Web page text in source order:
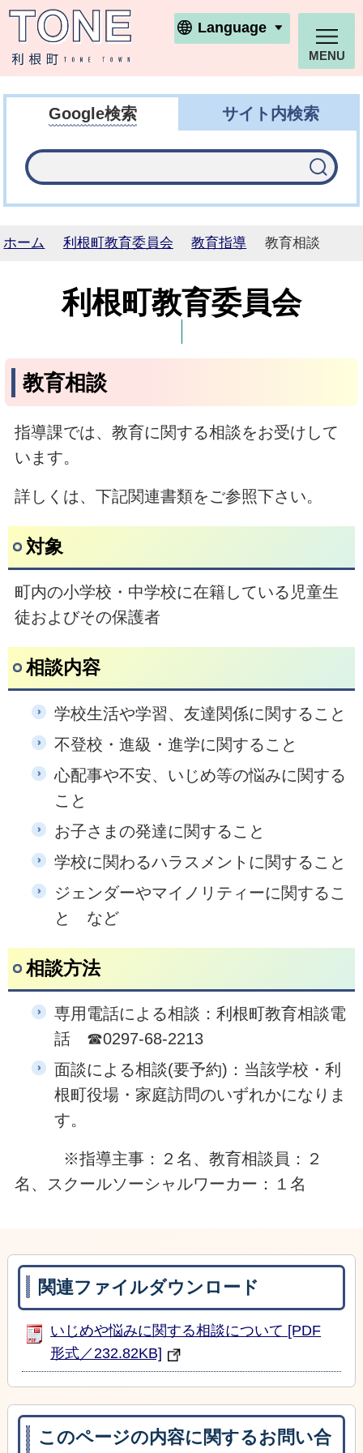
利根町ホームページ
Language
MENU
Google検索 サイト内検索
ホーム 利根町教育委員会 教育指導 教育相談
利根町教育委員会
教育相談
指導課では、教育に関する相談をお受けして
います。
詳しくは、下記関連書類をご参照下さい。
対象
町内の小学校・中学校に在籍している児童生
徒およびその保護者
相談内容
学校生活や学習、友達関係に関すること
不登校・進級・進学に関すること
心配事や不安、いじめ等の悩みに関する
こと
お子さまの発達に関すること
学校に関わるハラスメントに関すること
ジェンダーやマイノリティーに関するこ
と など
相談方法
専用電話による相談：利根町教育相談電
話 ☎0297-68-2213
面談による相談(要予約)：当該学校・利
根町役場・家庭訪問のいずれかになりま
す。
※指導主事：２名、教育相談員：２
名、スクールソーシャルワーカー：１名
関連ファイルダウンロード
いじめや悩みに関する相談について [PDF
形式／232.82KB]
このページの内容に関するお問い合